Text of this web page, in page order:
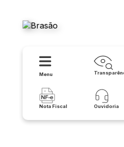
Menu
Nota Fiscal Ouvidoria